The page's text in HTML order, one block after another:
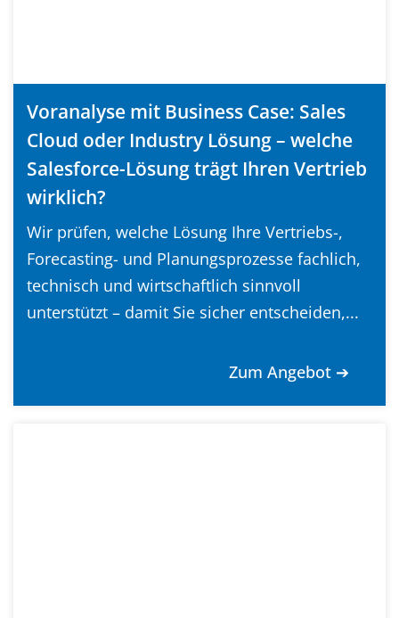
Voranalyse mit Business Case: Sales
Cloud oder Industry Lösung – welche
Salesforce-Lösung trägt Ihren Vertrieb
wirklich?
Wir prüfen, welche Lösung Ihre Vertriebs-,
Forecasting- und Planungsprozesse fachlich,
technisch und wirtschaftlich sinnvoll
unterstützt – damit Sie sicher entscheiden,...
Zum Angebot ➔